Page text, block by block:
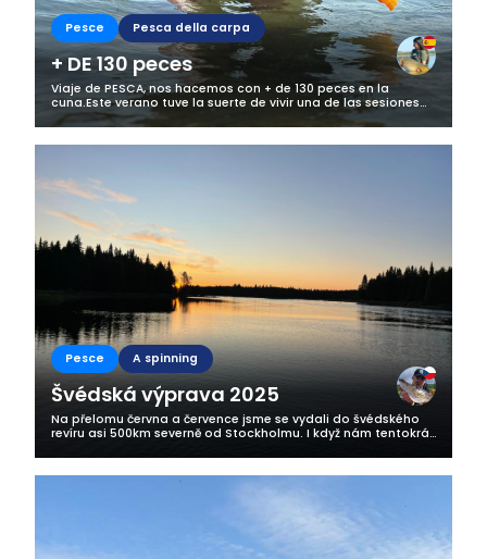
Pesce Pesca della carpa
+ DE 130 peces
Viaje de PESCA, nos hacemos con + de 130 peces en la
cuna.Este verano tuve la suerte de vivir una de las sesiones
de pesca más intensas y emocionantes que recuerdo, y
quiero compartirla con todos...
Pesce A spinning
Švédská výprava 2025
Na přelomu června a července jsme se vydali do švédského
revíru asi 500km severně od Stockholmu. I když nám tentokrát
nakonec šlo o...